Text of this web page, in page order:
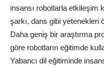
insansı robotlarla etkileşim
şarkı, dans gibi yetenekleri
Daha geniş bir araştırma
göre robotların eğitimde
Yabancı dil eğitiminde